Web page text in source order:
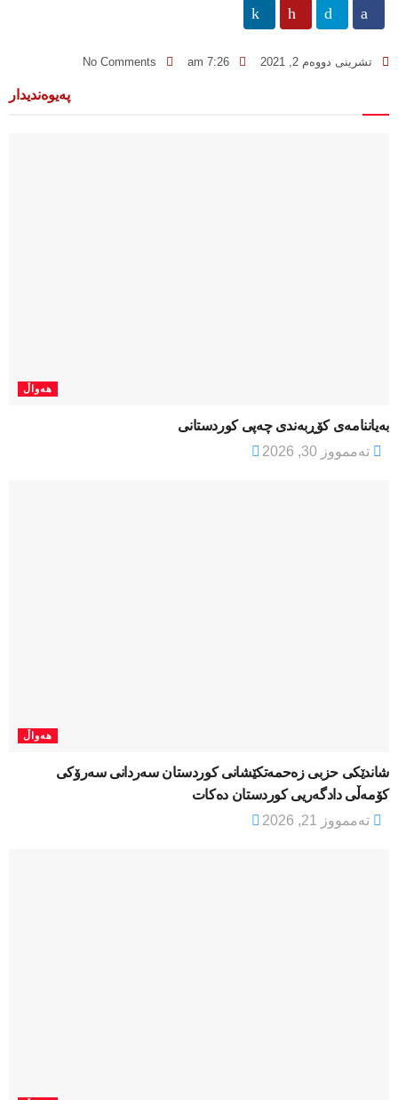
تشرینی دووەم 2, 2021 7:26 am
No Comments
پەیوەندیدار
هەواڵ
بەیاننامەی کۆڕبەندی چەپی کوردستانی
تەممووز 30, 2026
هەواڵ
شاندێکی حزبی زەحمەتکێشانی کوردستان سەردانی سەرۆکی
کۆمەڵی دادگەریی کوردستان دەکات
تەممووز 21, 2026